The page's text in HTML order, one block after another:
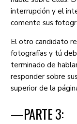
interrupción y el
comente sus
El otro candidato
fotografías y tú
terminado de
responder sobre
superior de la
—PARTE 3: